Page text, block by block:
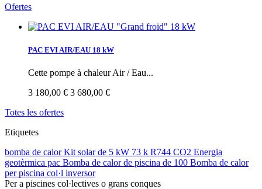
Ofertes
PAC EVI AIR/EAU 18 kW
Cette pompe à chaleur Air / Eau...
3 180,00 € 3 680,00 €
Totes les ofertes
Etiquetes
bomba de calorKit solar de 5 kW 73 k R744 CO2 Energia
geotèrmica pac Bomba de calor de piscina de 100 Bomba de calor
per piscina col·l inversor
Per a piscines col·lectives o grans conques